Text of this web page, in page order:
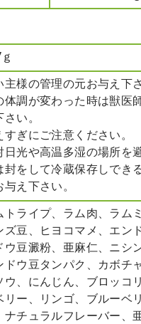
主様の管理の元お与え下
体調が変わった時は獣医
さい。
すぎにご注意ください。
日光や高温多湿の場所を
封をして冷蔵保存しでき
与え下さい。
トライプ、ラム肉、ラム
ズ豆、ヒヨコマメ、エン
ウ豆澱粉、亜麻仁、ニシ
ドウ豆タンパク、カボチ
ウ、にんじん、ブロッコ
リー、リンゴ、ブルーベ
ナチュラルフレーバー、